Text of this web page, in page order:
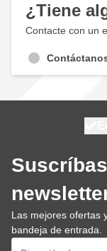
¿Tiene
Contacte con un
Las mejores ofertas
bandeja de entrada.